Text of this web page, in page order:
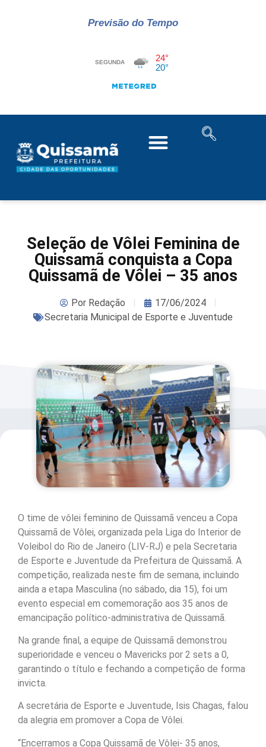
Previsão do Tempo
Seleção de Vôlei Feminina de
Quissamã conquista a Copa
Quissamã de Vôlei – 35 anos
PorRedação
17/06/2024
Secretaria Municipal de Esporte e Juventude
O time de vôlei feminino de Quissamã venceu a Copa
Quissamã de Vôlei, organizada pela Liga do Interior de
Voleibol do Rio de Janeiro (LIV-RJ) e pela Secretaria
de Esporte e Juventude da Prefeitura de Quissamã. A
competição, realizada neste fim de semana, incluindo
ainda a etapa Masculina (no sábado, dia 15), foi um
evento especial em comemoração aos 35 anos de
emancipação político-administrativa de Quissamã.
Na grande final, a equipe de Quissamã demonstrou
superioridade e venceu o Mavericks por 2 sets a 0,
garantindo o título e fechando a competição de forma
invicta.
A secretária de Esporte e Juventude, Isis Chagas, falou
da alegria em promover a Copa de Vôlei.
“Encerramos a Copa Quissamã de Vôlei- 35 anos,